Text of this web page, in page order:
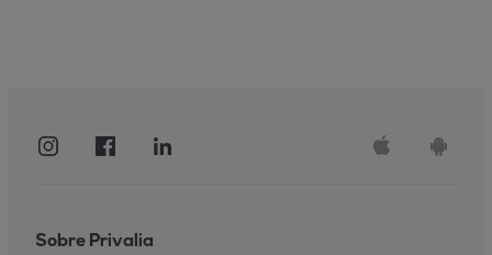
Sobre Privalia